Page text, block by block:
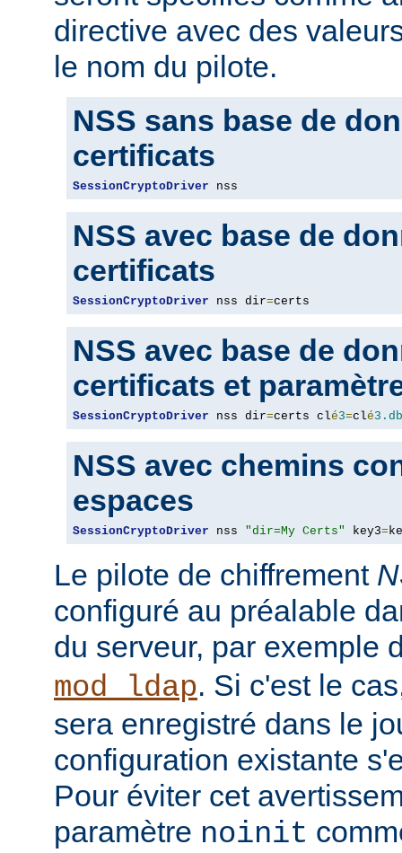
directive avec des
le nom du pilote.
NSS sans base de
certificats
SessionCryptoDriver nss
NSS avec base de
certificats
SessionCryptoDriver nss dir=certs
NSS avec base de
certificats et
SessionCryptoDriver nss dir=certs clé3=clé3.db
NSS avec chemins
espaces
SessionCryptoDriver nss "dir=My Certs" key3=
Le pilote de chiffrement
configuré au préalable
du serveur, par exemple
mod_ldap. Si c'est le
sera enregistré dans le
configuration existante
Pour éviter cet
paramètre noinit